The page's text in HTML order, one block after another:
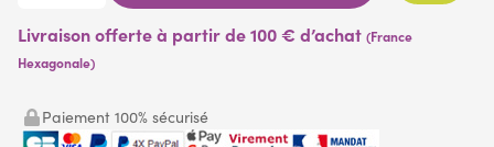
Livraison offerte à partir de 100 € d’achat (France
Hexagonale)
Paiement 100% sécurisé